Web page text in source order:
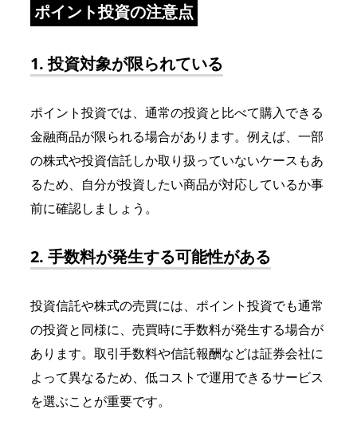
ポイント投資の注意点
1. 投資対象が限られている
ポイント投資では、通常の投資と比べて購入できる
金融商品が限られる場合があります。例えば、一部
の株式や投資信託しか取り扱っていないケースもあ
るため、自分が投資したい商品が対応しているか事
前に確認しましょう。
2. 手数料が発生する可能性がある
投資信託や株式の売買には、ポイント投資でも通常
の投資と同様に、売買時に手数料が発生する場合が
あります。取引手数料や信託報酬などは証券会社に
よって異なるため、低コストで運用できるサービス
を選ぶことが重要です。